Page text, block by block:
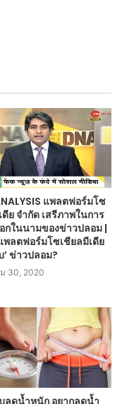
แพลตฟอร์มโซ
ดีย จำกัด เสรีภาพในการ
กในนามของข่าวปลอม |
พลตฟอร์มโซเชียลมีเดีย
’ ข่าวปลอม?
30, 2020
ลดน้ำหนัก อยากลดน้ำ